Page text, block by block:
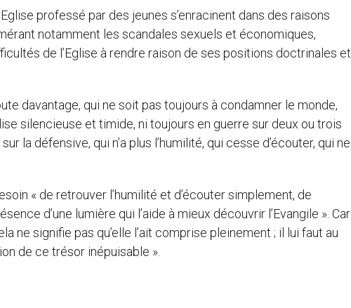
professé par des jeunes s’enracinent dans des raisons
notamment les scandales sexuels et économiques,
de l’Eglise à rendre raison de ses positions doctrinales et
davantage, qui ne soit pas toujours à condamner le monde,
silencieuse et timide, ni toujours en guerre sur deux ou trois
la défensive, qui n’a plus l’humilité, qui cesse d’écouter, qui ne
« de retrouver l’humilité et d’écouter simplement, de
d’une lumière qui l’aide à mieux découvrir l’Evangile ». Car
ne signifie pas qu’elle l’ait comprise pleinement ; il lui faut au
de ce trésor inépuisable ».